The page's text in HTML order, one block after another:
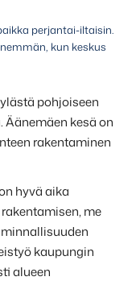
perjantai-iltaisin.
kun keskus
pohjoiseen
kesä on
rakentaminen
hyvä aika
me
kaupungin
alueen